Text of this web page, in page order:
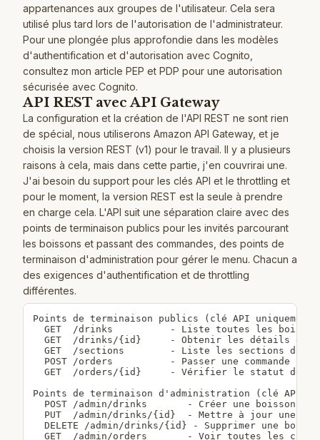
appartenances aux groupes de l'utilisateur. Cela sera
utilisé plus tard lors de l'autorisation de l'administrateur.
Pour une plongée plus approfondie dans les modèles
d'authentification et d'autorisation avec Cognito,
consultez mon article PEP et PDP pour une autorisation
sécurisée avec Cognito.
API REST avec API Gateway
La configuration et la création de l'API REST ne sont rien
de spécial, nous utiliserons Amazon API Gateway, et je
choisis la version REST (v1) pour le travail. Il y a plusieurs
raisons à cela, mais dans cette partie, j'en couvrirai une.
J'ai besoin du support pour les clés API et le throttling et
pour le moment, la version REST est la seule à prendre
en charge cela. L'API suit une séparation claire avec des
points de terminaison publics pour les invités parcourant
les boissons et passant des commandes, des points de
terminaison d'administration pour gérer le menu. Chacun a
des exigences d'authentification et de throttling
différentes.
Points de terminaison publics (clé API
GET  /drinks          - Liste toutes les
GET  /drinks/{id}     - Obtenir les détails de
GET  /sections        - Liste les sections du
  POST /orders          - Passer une commande
GET  /orders/{id}     - Vérifier le statut de
Points de terminaison d'administration (clé API +
  POST /admin/drinks       - Créer une boisson
PUT  /admin/drinks/{id}  - Mettre à jour une
DELETE /admin/drinks/{id} - Supprimer une
GET  /admin/orders       - Voir toutes les